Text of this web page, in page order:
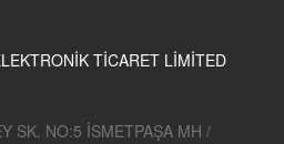
TİCARET LİMİTED
SK. NO:5 İSMETPAŞA MH /